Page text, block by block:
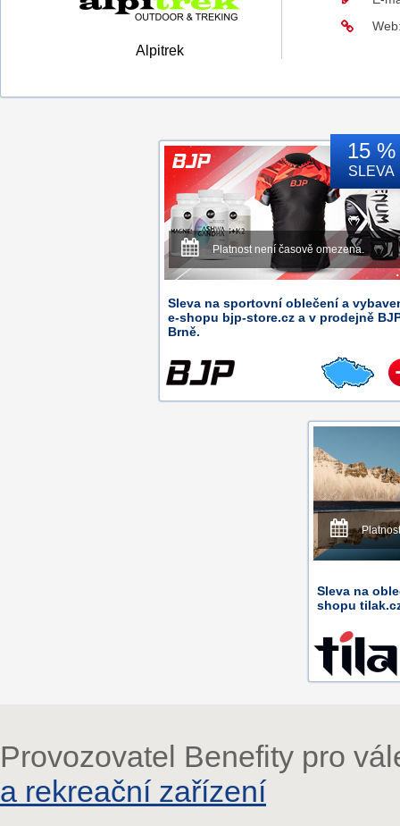
Alpitrek
15 %
SLEVA
Platnost není časově omezena.
Sleva na sportovní oblečení a
e-shopu bjp-store.cz a v prodejně
Brně.
Sleva na
shopu
Provozovatel Benefity pro
a rekreační zařízení